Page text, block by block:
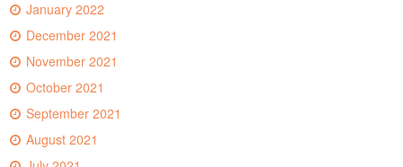
January 2022
December 2021
November 2021
October 2021
September 2021
August 2021